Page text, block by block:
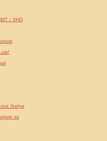
/ ЗНО
Stelya
за